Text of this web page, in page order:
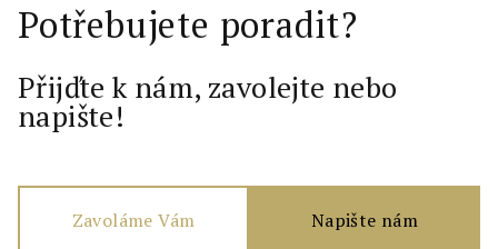
Potřebujete poradit?
Přijďte k nám, zavolejte nebo
napište!
Zavoláme Vám Napište nám